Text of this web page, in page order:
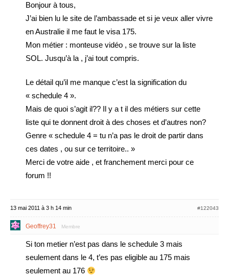
Bonjour à tous,
J’ai bien lu le site de l’ambassade et si je veux aller vivre
en Australie il me faut le visa 175.
Mon métier : monteuse vidéo , se trouve sur la liste
SOL. Jusqu’à la , j’ai tout compris.
Le détail qu’il me manque c’est la signification du
« schedule 4 ».
Mais de quoi s’agit il?? Il y a t il des métiers sur cette
liste qui te donnent droit à des choses et d’autres non?
Genre « schedule 4 = tu n’a pas le droit de partir dans
ces dates , ou sur ce territoire.. »
Merci de votre aide , et franchement merci pour ce
forum !!
13 mai 2011 à 3 h 14 min #122043
Geoffrey31 Membre
Si ton metier n’est pas dans le schedule 3 mais
seulement dans le 4, t’es pas eligible au 175 mais
seulement au 176